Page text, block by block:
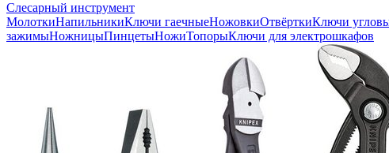
Слесарный инструмент
МолоткиНапильникиКлючи гаечныеНожовкиОтвёрткиКлючи
зажимыНожницыПинцетыНожиТопорыКлючи для электрошкафов